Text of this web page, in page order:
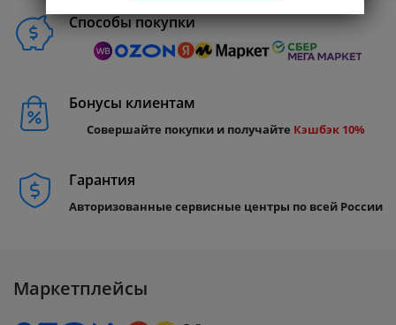
Способы покупки
Бонусы клиентам
Совершайте покупки и получайте Кэшбэк 10%
Гарантия
Авторизованные сервисные центры по всей России
Маркетплейсы